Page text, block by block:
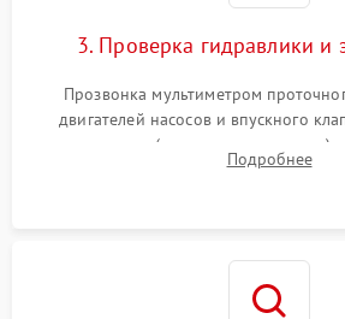
3. Проверка гидравлики и
Прозвонка мультиметром
двигателей насосов и впускного
прессостата (датчика уровня воды),
концевика дверцы и электронного
Подробнее